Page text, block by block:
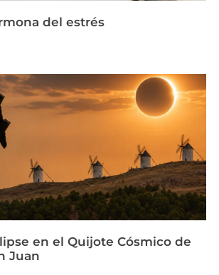
del estrés
en el Quijote Cósmico de
Juan